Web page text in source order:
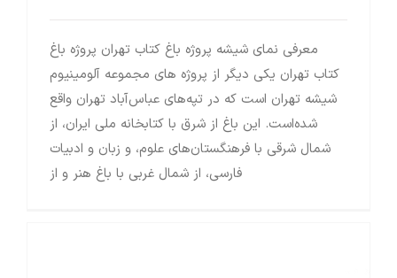
معرفی نمای شیشه پروژه باغ کتاب تهران پروژه باغ
کتاب تهران یکی دیگر از پروژه های مجموعه آلومینیوم
شیشه تهران است که در تپه‌های عباس‌آباد تهران واقع
شده‌است. این باغ از شرق با کتابخانه ملی ایران، از
شمال شرقی با فرهنگستان‌های علوم، و زبان و ادبیات
فارسی، از شمال غربی با باغ هنر و از